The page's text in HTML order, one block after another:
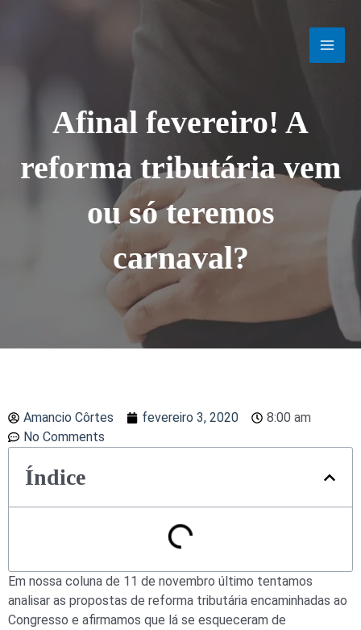
Afinal fevereiro! A
reforma tributária vem
ou só teremos
carnaval?
Amancio Côrtes fevereiro 3, 2020
8:00 am
No Comments
Índice
Em nossa coluna de 11 de novembro último tentamos
analisar as propostas de reforma tributária encaminhadas ao
Congresso e afirmamos que lá se esqueceram de